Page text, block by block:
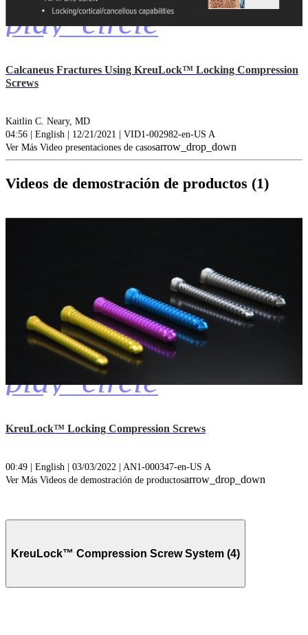
play_circle
Calcaneus Fractures Using KreuLock™ Locking Compression
Screws
Kaitlin C. Neary, MD
04:56 | English | 12/21/2021 | VID1-002982-en-US A
Ver Más Video presentaciones de casosarrow_drop_down
Videos de demostración de productos (1)
play_circle
KreuLock™ Locking Compression Screws
00:49 | English | 03/03/2022 | AN1-000347-en-US A
Ver Más Videos de demostración de productosarrow_drop_down
KreuLock™ Compression Screw System (4)